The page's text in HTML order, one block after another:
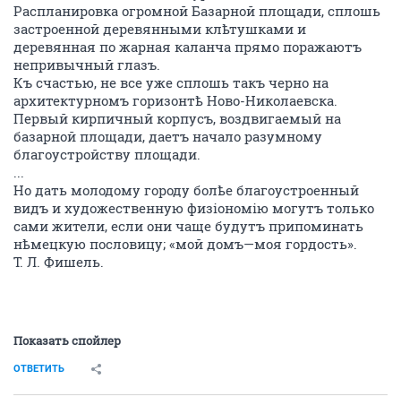
Распланировка огромной Базарной площади, сплошь
застроенной деревянными клѣтушками и
деревянная по жарная каланча прямо поражаютъ
непривычный глазъ.
Къ счастью, не все уже сплошь такъ черно на
архитектурномъ горизонтѣ Ново-Николаевска.
Первый кирпичный корпусъ, воздвигаемый на
базарной площади, даетъ начало разумному
благоустройству площади.
...
Но дать молодому городу болѣе благоустроенный
видъ и художественную физіономію могутъ только
сами жители, если они чаще будутъ припоминать
нѣмецкую пословицу; «мой домъ—моя гордость».
Т. Л. Фишель.
Показать спойлер
ОТВЕТИТЬ